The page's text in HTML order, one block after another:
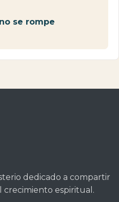
se rompe
dedicado a compartir
crecimiento espiritual.